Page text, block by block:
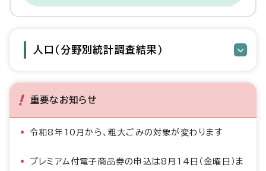
人口（分野別統計調査結果）
重要なお知らせ
令和8年10月から、粗大ごみの対象が変わります
プレミアム付電子商品券の申込は8月14日（金曜日）ま